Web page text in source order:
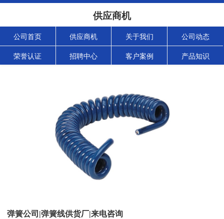
供应商机
公司首页 供应商机 关于我们 公司动态
荣誉认证 招聘中心 客户案例 产品知识
弹簧公司|弹簧线供货厂|来电咨询